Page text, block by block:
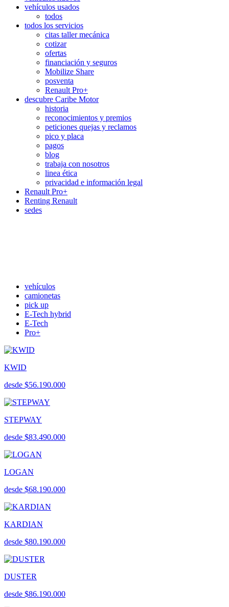
vehículos usados
todos
todos los servicios
citas taller mecánica
cotizar
ofertas
financiación y seguros
Mobilize Share
posventa
Renault Pro+
descubre Caribe Motor
historia
reconocimientos y premios
peticiones quejas y reclamos
pico y placa
pagos
blog
trabaja con nosotros
linea ética
privacidad e información legal
Renault Pro+
Renting Renault
sedes
vehículos
camionetas
pick up
E-Tech hybrid
E-Tech
Pro+
KWID
desde $56.190.000
STEPWAY
desde $83.490.000
LOGAN
desde $68.190.000
KARDIAN
desde $80.190.000
DUSTER
desde $86.190.000